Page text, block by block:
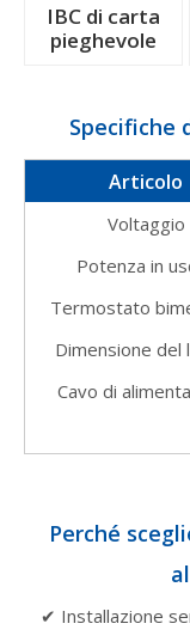
IBC di carta
pieghevole
Specifiche
Articolo
Voltaggio
Potenza in
Termostato
Dimensione del
Cavo di
Perché
✔ Installazione